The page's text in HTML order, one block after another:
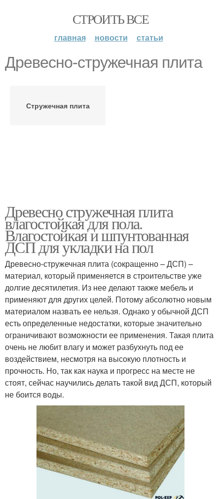
СТРОИТЬ ВСЕ
главная новости статьи
Древесно-стружечная плита
Стружечная плита
Древесно стружечная плита
влагостойкая для пола.
Влагостойкая и шпунтованная
ДСП для укладки на пол
Древесно-стружечная плита (сокращенно – ДСП) –
материал, который применяется в строительстве уже
долгие десятилетия. Из нее делают также мебель и
применяют для других целей. Потому абсолютно новым
материалом назвать ее нельзя. Однако у обычной ДСП
есть определенные недостатки, которые значительно
ограничивают возможности ее применения. Такая плита
очень не любит влагу и может разбухнуть под ее
воздействием, несмотря на высокую плотность и
прочность. Но, так как наука и прогресс на месте не
стоят, сейчас научились делать такой вид ДСП, который
не боится воды.